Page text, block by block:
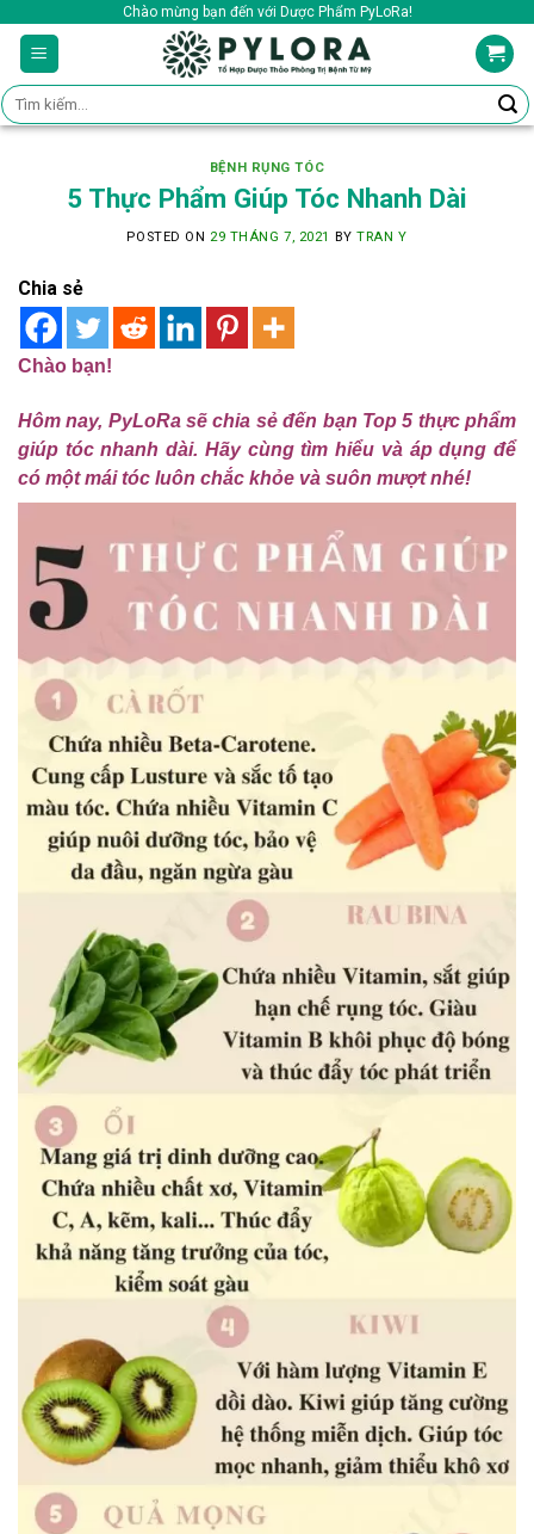
content
Chào mừng bạn đến với Dược Phẩm PyLoRa!
Tìm
kiếm:
BỆNH RỤNG TÓC
5 Thực Phẩm Giúp Tóc Nhanh Dài
POSTED ON 29 THÁNG 7, 2021 BYTRAN Y
Chia sẻ
Chào bạn!
Hôm nay, PyLoRa sẽ chia sẻ đến bạn Top 5 thực phẩm
giúp tóc nhanh dài. Hãy cùng tìm hiểu và áp dụng để
có một mái tóc luôn chắc khỏe và suôn mượt nhé!